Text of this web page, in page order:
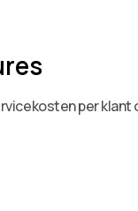
per klant